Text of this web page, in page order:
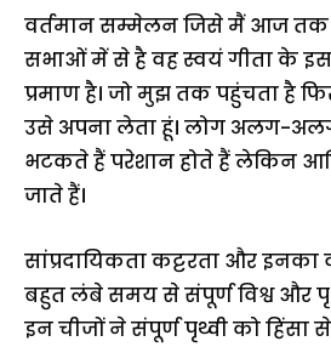
वर्तमान सम्मेलन जिसे मैं आज तक
सभाओं में से है वह स्वयं गीता के इस
प्रमाण है। जो मुझ तक पहुंचता है
उसे अपना लेता हूं। लोग अलग-
भटकते हैं परेशान होते हैं लेकिन
जाते हैं।
सांप्रदायिकता कट्टरता और
बहुत लंबे समय से संपूर्ण विश्व और
इन चीजों ने संपूर्ण पृथ्वी को हिंसा